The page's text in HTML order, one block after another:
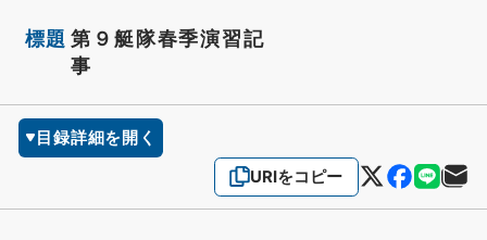
標題 第９艇隊春季演習記
事
目録詳細を開く
URIをコピー